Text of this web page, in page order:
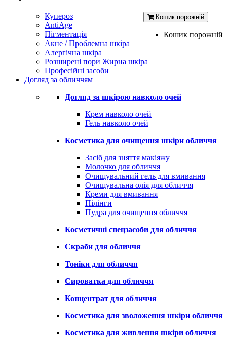
Кошик порожній
Кошик порожній
Купероз
AntiAge
Пігментація
Акне / Проблемна шкіра
Алергічна шкіра
Розширені пори Жирна шкіра
Професійні засоби
Догляд за обличчям
Догляд за шкірою навколо очей
Крем навколо очей
Гель навколо очей
Косметика для очищення шкіри обличчя
Засіб для зняття макіяжу
Молочко для обличчя
Очищувальний гель для вмивання
Очищувальна олія для обличчя
Креми для вмивання
Пілінги
Пудра для очищення обличчя
Косметичні спецзасоби для обличчя
Скраби для обличчя
Тоніки для обличчя
Сироватка для обличчя
Концентрат для обличчя
Косметика для зволоження шкіри обличчя
Косметика для живлення шкіри обличчя